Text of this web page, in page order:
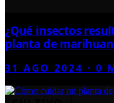
¿Qué insectos
planta de
31 AGO 2024 ·0